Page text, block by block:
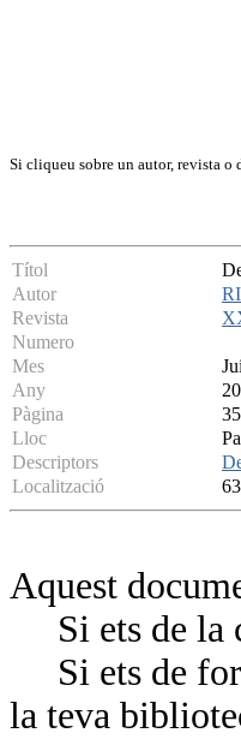
Si cliqueu sobre un autor, revista o
Títol
Autor
Revista
Numero
Mes
Any
Pàgina
Lloc
Descriptors
Localització
Aquest
Si ets de la
Si ets de
la teva